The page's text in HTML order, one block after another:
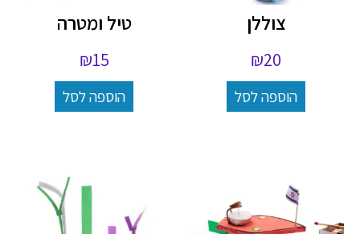
צוללן
₪20
הוספה לסל
טיל ומטרה
₪15
הוספה לסל